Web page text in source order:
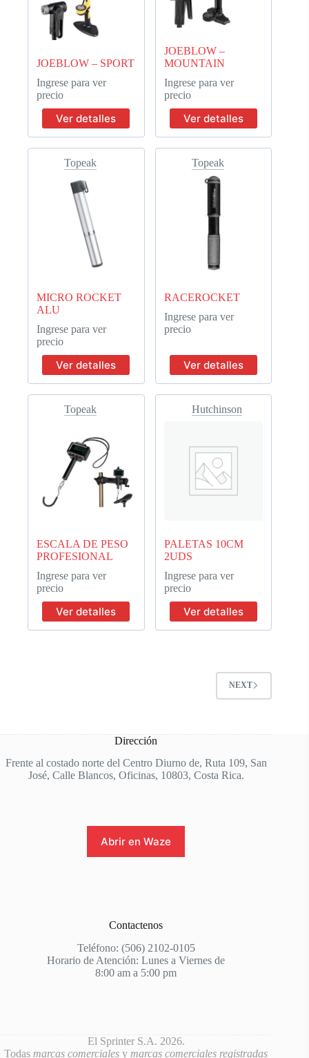
JOEBLOW – SPORT
Ingrese para ver
precio
Ver detalles
JOEBLOW –
MOUNTAIN
Ingrese para ver
precio
Ver detalles
Topeak
MICRO ROCKET
ALU
Ingrese para ver
precio
Ver detalles
Topeak
RACEROCKET
Ingrese para ver
precio
Ver detalles
Topeak
ESCALA DE PESO
PROFESIONAL
Ingrese para ver
precio
Ver detalles
Hutchinson
PALETAS 10CM
2UDS
Ingrese para ver
precio
Ver detalles
NEXT
Dirección
Frente al costado norte del Centro Diurno de, Ruta 109, San
José, Calle Blancos, Oficinas, 10803, Costa Rica.
Abrir en Waze
Contactenos
Teléfono: (506) 2102-0105
Horario de Atención: Lunes a Viernes de
8:00 am a 5:00 pm
El Sprinter S.A. 2026.
Todas marcas comerciales y marcas comerciales registradas